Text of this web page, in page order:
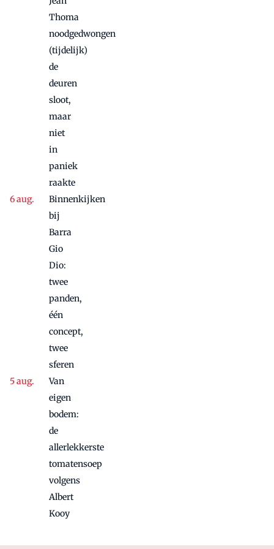
Thoma
noodgedwongen
(tijdelijk)
de
deuren
sloot,
maar
niet
in
paniek
raakte
Binnenkijken
bij
Barra
Gio
Dio:
twee
panden,
één
concept,
twee
sferen
Van
eigen
bodem:
de
allerlekkerste
tomatensoep
volgens
Albert
Kooy